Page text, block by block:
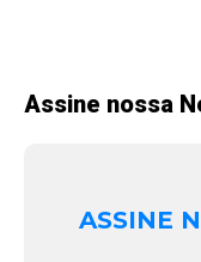
Assine nossa
ASSINE